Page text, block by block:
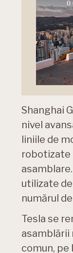
Shanghai
nivel
liniile de
robotizate
utilizate
numărul
Tesla se
asamblării
comun, pe